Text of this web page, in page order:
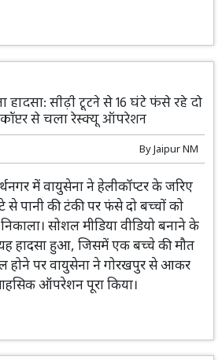
हादसा: सीढ़ी टूटने से 16 घंटे फंसे रहे दो
से चला रेस्क्यू ऑपरेशन
ByJaipur NM
में वायुसेना ने हेलीकॉप्टर के जरिए
से पानी की टंकी पर फंसे दो बच्चों को
निकाला। सोशल मीडिया वीडियो बनाने के
हादसा हुआ, जिसमें एक बच्चे की मौत
होने पर वायुसेना ने गोरखपुर से आकर
ऑपरेशन पूरा किया।